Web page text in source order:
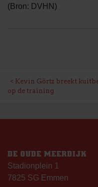
(Bron: DVHN)
BERICHT
Kevin Görtz breekt
op de training
DE OUDE MEERDIJK
Stadionplein 1
7825 SG Emmen